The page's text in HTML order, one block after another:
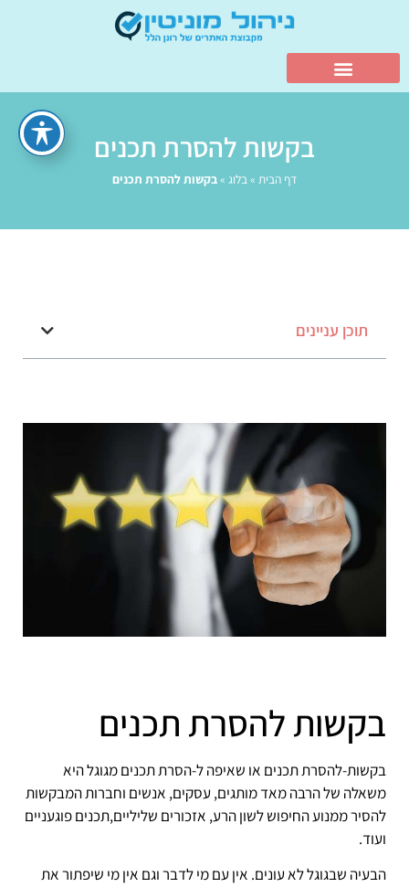
בקשות להסרת תכנים
דף הבית »בלוג »בקשות להסרת תכנים
תוכן עניינים
בקשות להסרת תכנים
בקשות-להסרת תכנים או שאיפה ל-הסרת תכנים מגוגל היא
משאלה של הרבה מאד מותגים, עסקים, אנשים וחברות המבקשות
להסיר ממנוע החיפוש לשון הרע, אזכורים שליליים,תכנים פוגעניים
ועוד.
הבעיה שבגוגל לא עונים. אין עם מי לדבר וגם אין מי שיפתור את